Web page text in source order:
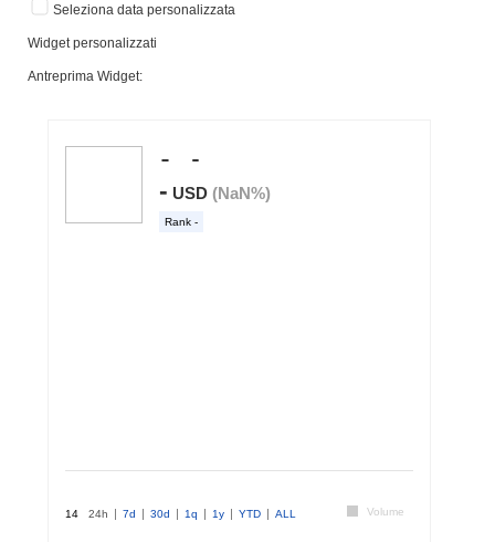
Seleziona data personalizzata
Widget personalizzati
Antreprima Widget: